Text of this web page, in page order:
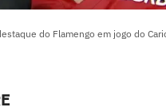
do Flamengo em jogo do